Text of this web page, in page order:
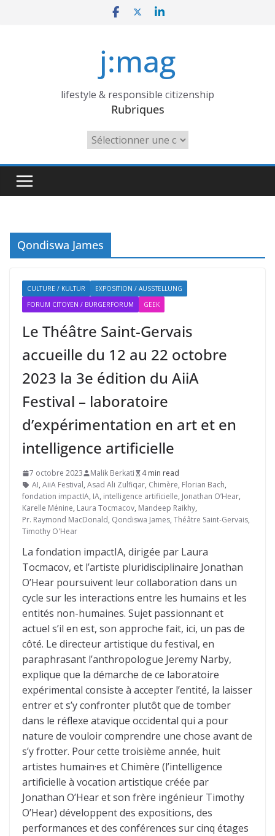
j:mag
lifestyle & responsible citizenship
Rubriques
Rubriques
Qondiswa James
CULTURE / KULTUR
EXPOSITION / AUSSTELLUNG
FORUM CITOYEN / BÜRGERFORUM
GEEK
Le Théâtre Saint-Gervais
accueille du 12 au 22 octobre
2023 la 3e édition du AiiA
Festival – laboratoire
d’expérimentation en art et en
intelligence artificielle
7 octobre 2023 Malik Berkati
4 min read
AI, AiiA Festival, Asad Ali Zulfiqar, Chimère, Florian Bach,
fondation impactIA, IA, intelligence artificielle, Jonathan O’Hear,
Karelle Ménine, Laura Tocmacov, Mandeep Raikhy,
Pr. Raymond MacDonald, Qondiswa James, Théâtre Saint-Gervais,
Timothy O'Hear
La fondation impactIA, dirigée par Laura
Tocmacov, et l’artiste pluridisciplinaire Jonathan
O’Hear poursuivent leur collaboration dans un
cycle sur les interactions entre les humains et les
entités non-humaines. Sujet passionnant et
actuel s’il en est, son approche fait, ici, un pas de
côté. Le directeur artistique du festival, en
paraphrasant l’anthropologue Jeremy Narby,
explique que la démarche de ce laboratoire
expérimental consiste à accepter l’entité, la laisser
entrer et s’y confronter plutôt que de tomber
dans le réflexe atavique occidental qui a pour
nature de vouloir comprendre une chose avant de
s’y frotter. Pour cette troisième année, huit
artistes humain·es et Chimère (l’intelligence
artificielle à vocation artistique créée par
Jonathan O’Hear et son frère ingénieur Timothy
O’Hear) développent des expositions, des
performances et des conférences sur cinq étages